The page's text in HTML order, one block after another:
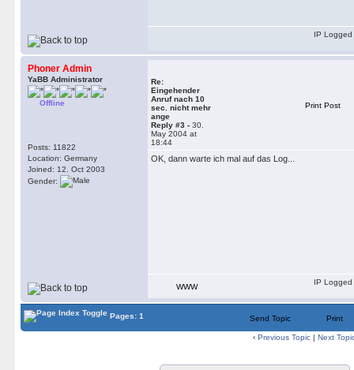
IP Logged
Phoner Admin
YaBB Administrator
Offline
Posts: 11822
Location: Germany
Joined: 12. Oct 2003
Gender:
Re:
Eingehender
Anruf nach 10
sec. nicht mehr
ange
Reply #3 - 30.
May 2004 at
18:44
Print Post
OK, dann warte ich mal auf das Log...
WWW
IP Logged
Pages: 1 Send Topic Print
‹ Previous Topic | Next